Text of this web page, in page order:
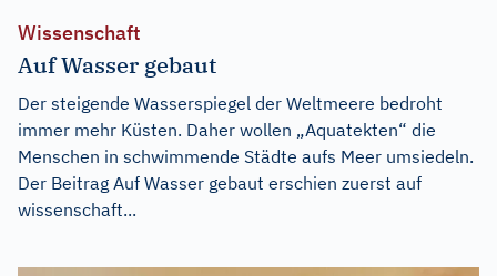
Wissenschaft
Auf Wasser gebaut
Der steigende Wasserspiegel der Weltmeere bedroht
immer mehr Küsten. Daher wollen „Aquatekten“ die
Menschen in schwimmende Städte aufs Meer umsiedeln.
Der Beitrag Auf Wasser gebaut erschien zuerst auf
wissenschaft...